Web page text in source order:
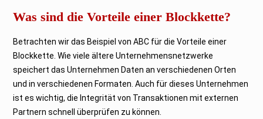
Was sind die Vorteile einer Blockkette?
Betrachten wir das Beispiel von ABC für die Vorteile einer
Blockkette. Wie viele ältere Unternehmensnetzwerke
speichert das Unternehmen Daten an verschiedenen Orten
und in verschiedenen Formaten. Auch für dieses Unternehmen
ist es wichtig, die Integrität von Transaktionen mit externen
Partnern schnell überprüfen zu können.